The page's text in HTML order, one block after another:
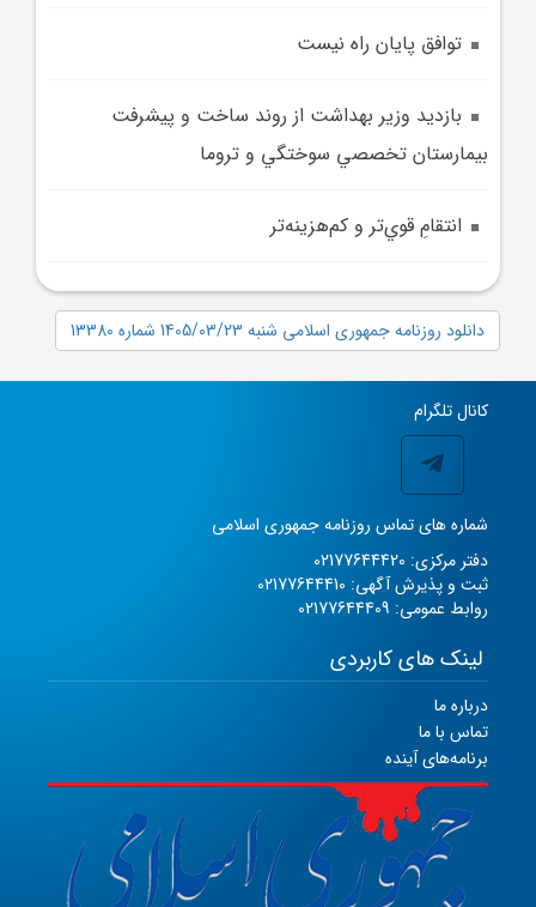
توافق پايان راه نيست
بازديد وزير بهداشت از روند ساخت و پيشرفت
بيمارستان تخصصي سوختگي و تروما
انتقامِ قوي‌تر و کم‌هزينه‌تر
دانلود روزنامه جمهوری اسلامی شنبه 1405/03/23 شماره 13380
کانال تلگرام
شماره های تماس روزنامه جمهوری اسلامی
دفتر مرکزی: 02177644420
ثبت و پذیرش آگهی: 02177644410
روابط عمومی: 02177644409
لینک های کاربردی
درباره ما
تماس با ما
برنامه‌های آینده